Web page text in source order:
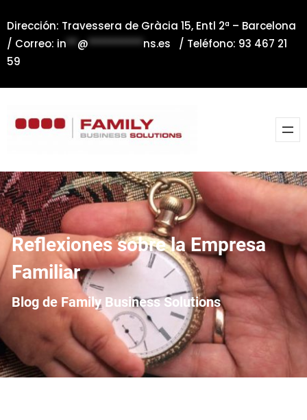
al
contenido
Dirección: Travessera de Gràcia 15, Entl 2ª – Barcelona
/ Correo: in**@**********ns.es / Teléfono: 93 467 21
59
Reflexiones sobre la Empresa
Familiar
Blog de Family Business Solutions